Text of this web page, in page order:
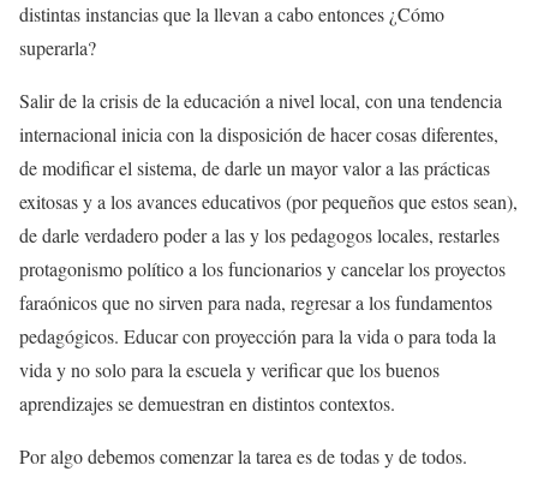
distintas instancias que la llevan a cabo entonces ¿Cómo
superarla?
Salir de la crisis de la educación a nivel local, con una tendencia
internacional inicia con la disposición de hacer cosas diferentes,
de modificar el sistema, de darle un mayor valor a las prácticas
exitosas y a los avances educativos (por pequeños que estos sean),
de darle verdadero poder a las y los pedagogos locales, restarles
protagonismo político a los funcionarios y cancelar los proyectos
faraónicos que no sirven para nada, regresar a los fundamentos
pedagógicos. Educar con proyección para la vida o para toda la
vida y no solo para la escuela y verificar que los buenos
aprendizajes se demuestran en distintos contextos.
Por algo debemos comenzar la tarea es de todas y de todos.